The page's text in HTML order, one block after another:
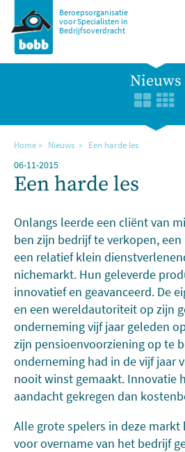
Beroepsorganisatie
voor Specialisten in
Bedrijfsoverdracht
Nieuws
Home Nieuws Een harde les
06-11-2015
Een harde les
Onlangs leerde een cliënt van
ben zijn bedrijf te verkopen,
een relatief klein
nichemarkt. Hun geleverde
innovatief en geavanceerd. De
en een wereldautoriteit op zijn
onderneming vijf jaar geleden
zijn pensioenvoorziening op te
onderneming had in de vijf jaar
nooit winst gemaakt. Innovatie
aandacht gekregen dan
Alle grote spelers in deze
voor overname van het bedrijf